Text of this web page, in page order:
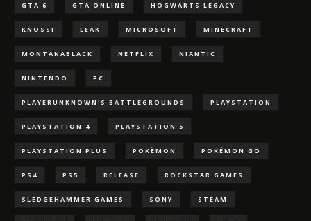
GTA 6 GTA ONLINE HOGWARTS LEGACY
KNOSSI LEAK MICROSOFT MINECRAFT
MONTANABLACK NETFLIX NIANTIC
NINTENDO PC
PLAYERUNKNOWN'S BATTLEGROUNDS PLAYSTATION
PLAYSTATION 4 PLAYSTATION 5
PLAYSTATION PLUS POKÈMON POKÉMON GO
PS4 PS5 RELEASE ROCKSTAR GAMES
SLEDGEHAMMER GAMES SONY STEAM